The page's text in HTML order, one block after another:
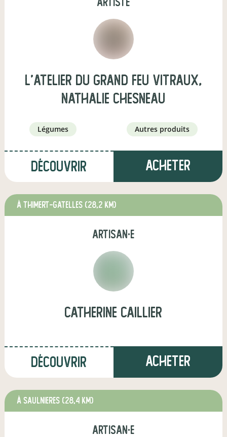
L'ATELIER DU GRAND FEU VITRAUX,
Nathalie Chesneau
légumes autres produits
Découvrir Acheter
à THIMERT-GATELLES (28,2 km)
artisan·e
catherine caillier
Découvrir Acheter
à SAULNIERES (28,4 km)
artisan·e